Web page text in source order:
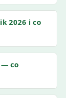
2026 i co
— co